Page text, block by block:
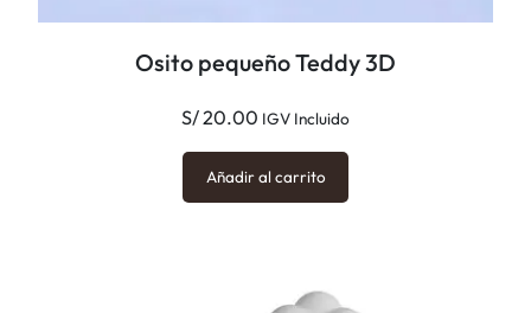
Osito pequeño Teddy 3D
S/20.00 IGV Incluido
Añadir al carrito